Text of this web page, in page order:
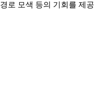
로 모색 등의 기회를 제공